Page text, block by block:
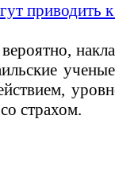
страхом.